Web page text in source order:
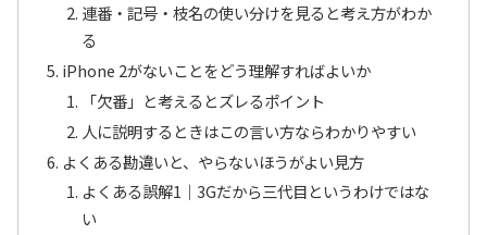
連番・記号・枝名の使い分けを見ると考え方がわか
る
iPhone 2がないことをどう理解すればよいか
「欠番」と考えるとズレるポイント
人に説明するときはこの言い方ならわかりやすい
よくある勘違いと、やらないほうがよい見方
よくある誤解1｜3Gだから三代目というわけではな
い